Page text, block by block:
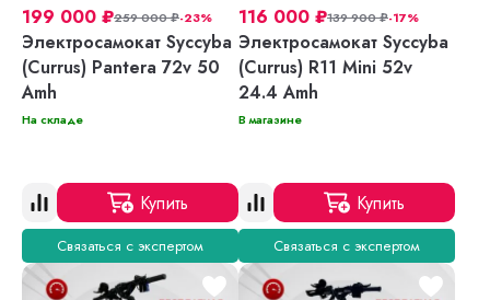
199 000 ₽259 000₽-23%
Электросамокат Syccyba
(Currus) Pantera 72v 50
Amh
На складе
Купить
Связаться с экспертом
116 000 ₽139 900₽-17%
Электросамокат Syccyba
(Currus) R11 Mini 52v
24.4 Amh
В магазине
Купить
Связаться с экспертом